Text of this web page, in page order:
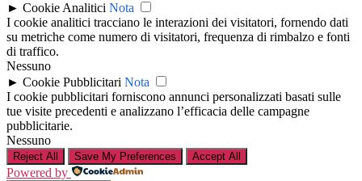
► Cookie Analitici Nota
I cookie analitici tracciano le interazioni dei visitatori, fornendo dati
su metriche come numero di visitatori, frequenza di rimbalzo e fonti
di traffico.
Nessuno
► Cookie Pubblicitari Nota
I cookie pubblicitari forniscono annunci personalizzati basati sulle
tue visite precedenti e analizzano l’efficacia delle campagne
pubblicitarie.
Nessuno
Reject All Save My Preferences Accept All
Powered by